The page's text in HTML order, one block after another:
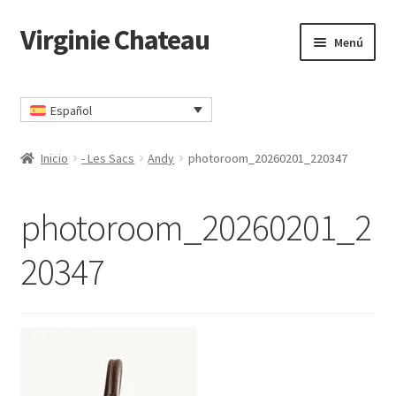
Ir
a
navegación
Ir
al
Virginie Chateau Menú
Comprar
Contacto
Política de privacidad
Español
Inicio - Les Sacs Andy photoroom_20260201_220347
photoroom_20260201_2
20347